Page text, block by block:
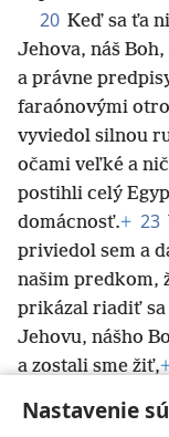
Nastavenie
20 Keď sa ťa
Jehova, náš
a právne
faraónovými
vyviedol silnou
očami veľké a
postihli celý
domácnosť.+ 23
priviedol sem a
našim predkom,
prikázal riadiť
Jehovu, nášho
a zostali sme žiť,
a poslúchať